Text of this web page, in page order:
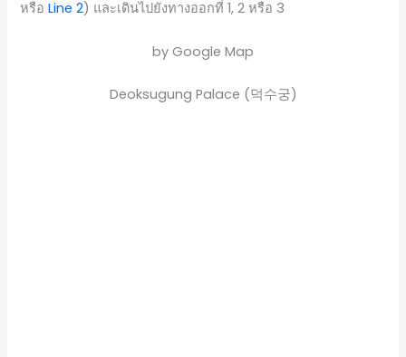
หรือLine 2) และเดินไปยังทางออกที่ 1, 2 หรือ 3
by Google Map
Deoksugung Palace (덕수궁)